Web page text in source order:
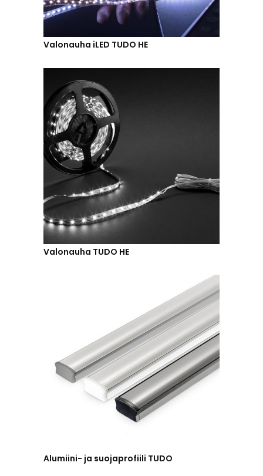
Valonauha iLED TUDO HE
Valonauha TUDO HE
Alumiini- ja suojaprofiili TUDO